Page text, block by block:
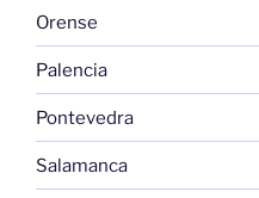
Orense
Palencia
Pontevedra
Salamanca